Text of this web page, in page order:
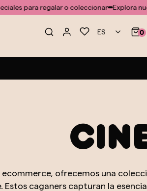
o coleccionar Explora nuestra web
ES 0
ofrecemos una
Estos caganers capturan la